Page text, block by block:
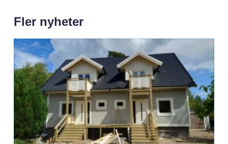
Fler nyheter